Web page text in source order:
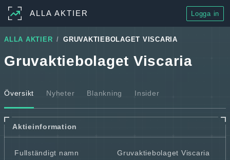
ALLA AKTIER Logga in
ALLA AKTIER GRUVAKTIEBOLAGET VISCARIA
Gruvaktiebolaget Viscaria
Översikt Nyheter Blankning Insider
Aktieinformation
Fullständigt namn
Gruvaktiebolaget Viscaria